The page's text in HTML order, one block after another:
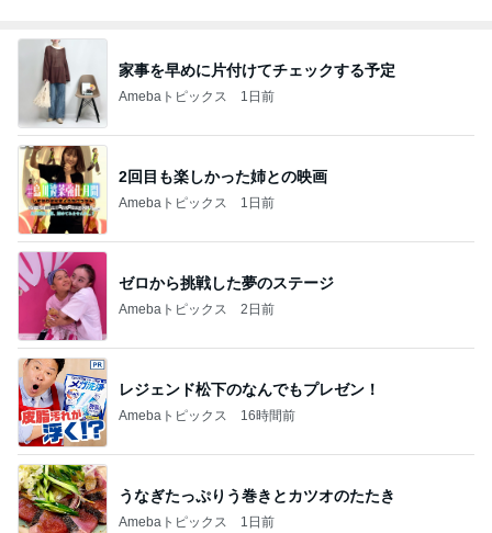
家事を早めに片付けてチェックする予定
Amebaトピックス 1日前
2回目も楽しかった姉との映画
Amebaトピックス 1日前
ゼロから挑戦した夢のステージ
Amebaトピックス 2日前
レジェンド松下のなんでもプレゼン！
Amebaトピックス 16時間前
うなぎたっぷりう巻きとカツオのたたき
Amebaトピックス 1日前